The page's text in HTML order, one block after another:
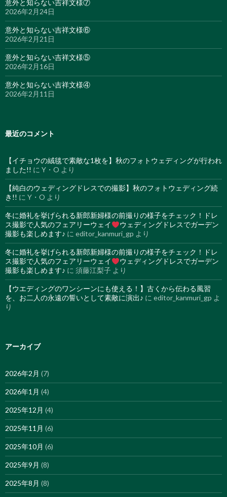
意外と知らない吉祥文様⑦
2026年2月24日
意外と知らない吉祥文様⑥
2026年2月21日
意外と知らない吉祥文様⑤
2026年2月16日
意外と知らない吉祥文様④
2026年2月11日
最近のコメント
【イチョウの絨毯で素敵な1枚を】秋のフォトウェディングが行われ
ました!! に Y・O より
【純白のウェディングドレスでの撮影】秋のフォトウェディング続
き!! に Y・O より
冬に婚礼を挙げられる新郎新婦様の前撮りの様子をチェック！ドレ
ス撮影で人気のフェアリーウェイ
ウェディングドレスでガーデン
撮影も楽しめます♪ に editor_kanmuri_gp より
冬に婚礼を挙げられる新郎新婦様の前撮りの様子をチェック！ドレ
ス撮影で人気のフェアリーウェイ
ウェディングドレスでガーデン
撮影も楽しめます♪ に 須藤江梨子 より
【ウエディングのワンシーンにも使える！】古くから伝わる風習
を、お二人の永遠の誓いとして素敵に演出♪ に editor_kanmuri_gp よ
り
アーカイブ
2026年2月 (7)
2026年1月 (4)
2025年12月 (4)
2025年11月 (6)
2025年10月 (6)
2025年9月 (8)
2025年8月 (8)